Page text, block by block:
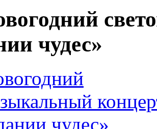
чудес»